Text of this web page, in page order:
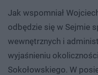
Jak wspomniał
odbędzie się w Sejmie
wewnętrznych i
wyjaśnieniu
Sokołowskiego. W